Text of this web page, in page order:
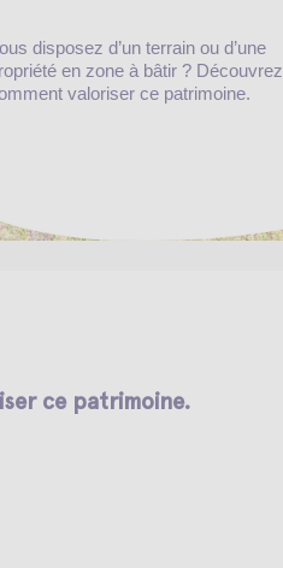
disposez d’un terrain ou d’une
en zone à bâtir ? Découvrez
valoriser ce patrimoine.
ce patrimoine.